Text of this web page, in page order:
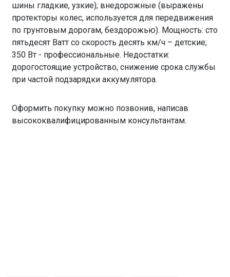
шины гладкие, узкие); внедорожные (выражены
протекторы колес, используется для передвижения
по грунтовым дорогам, бездорожью). Мощность: сто
пятьдесят Ватт со скорость десять км/ч – детские;
350 Вт - профессиональные. Недостатки:
дорогостоящие устройство, снижение срока службы
при частой подзарядки аккумулятора.
Оформить покупку можно позвонив, написав
высококвалифицированным консультантам.